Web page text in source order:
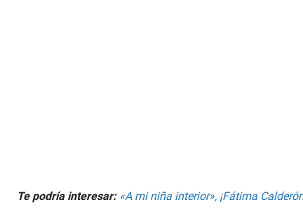
Te podría interesar: «A mi niña interior», ¡Fátima